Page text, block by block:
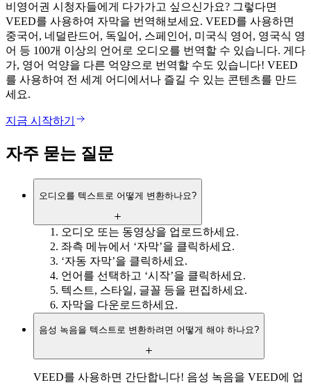
비영어권 시청자들에게 다가가고 싶으신가요? 그렇다면
VEED를 사용하여 자막을 번역해보세요. VEED를 사용하면
중국어, 네덜란드어, 독일어, 스페인어, 미국식 영어, 영국식 영
어 등 100개 이상의 언어로 오디오를 번역할 수 있습니다. 게다
가, 영어 억양을 다른 억양으로 번역할 수도 있습니다! VEED
를 사용하여 전 세계 어디에서나 즐길 수 있는 콘텐츠를 만드
세요.
지금 시작하기
자주 묻는 질문
오디오를 텍스트로 어떻게 변환하나요?
오디오 또는 동영상을 업로드하세요.
좌측 메뉴에서 ‘자막’을 클릭하세요.
‘자동 자막’을 클릭하세요.
언어를 선택하고 ‘시작’을 클릭하세요.
텍스트, 스타일, 글꼴 등을 편집하세요.
자막을 다운로드하세요.
음성 녹음을 텍스트로 변환하려면 어떻게 해야 하나요?
VEED를 사용하면 간단합니다! 음성 녹음을 VEED에 업